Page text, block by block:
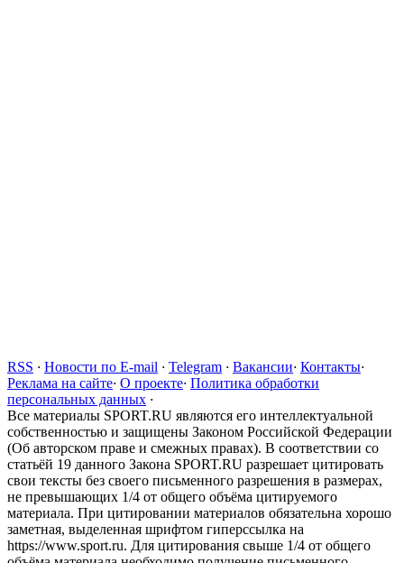
RSS · Новости по E-mail · Telegram · Вакансии· Контакты·
Реклама на сайте· О проекте· Политика обработки
персональных данных ·
Все материалы SPORT.RU являются его интеллектуальной
собственностью и защищены Законом Российской Федерации
(Об авторском праве и смежных правах). В соответствии со
статьёй 19 данного Закона SPORT.RU разрешает цитировать
свои тексты без своего письменного разрешения в размерах,
не превышающих 1/4 от общего объёма цитируемого
материала. При цитировании материалов обязательна хорошо
заметная, выделенная шрифтом гиперссылка на
https://www.sport.ru. Для цитирования свыше 1/4 от общего